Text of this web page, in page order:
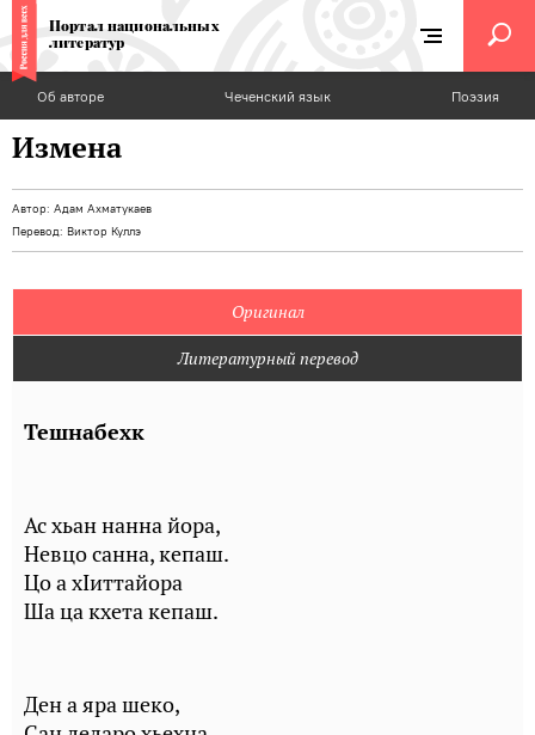
Портал национальных
литератур
Об авторе Чеченский язык Поэзия
Измена
Автор: Адам Ахматукаев
Перевод: Виктор Куллэ
Оригинал
Литературный перевод
Тешнабехк
Ас хьан нанна йора,
Невцо санна, кепаш.
Цо а хIиттайора
Ша ца кхета кепаш.
Ден а яра шеко,